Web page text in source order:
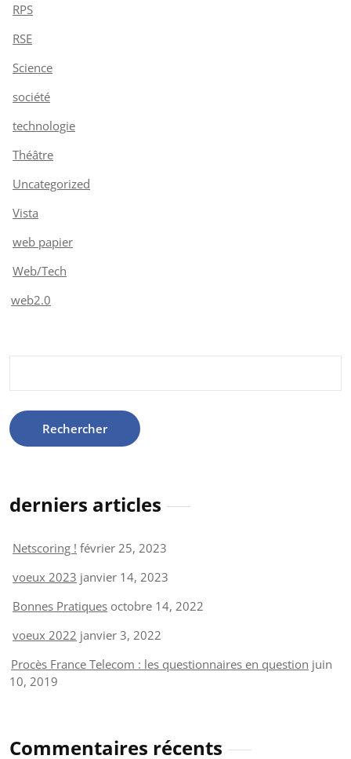
RPS
RSE
Science
société
technologie
Théâtre
Uncategorized
Vista
web papier
Web/Tech
web2.0
derniers articles
Netscoring ! février 25, 2023
voeux 2023 janvier 14, 2023
Bonnes Pratiques octobre 14, 2022
voeux 2022 janvier 3, 2022
Procès France Telecom : les questionnaires en question juin
10, 2019
Commentaires récents